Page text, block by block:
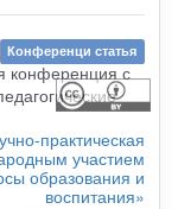
Конференци статья
практическая
участием
образования и
воспитания»